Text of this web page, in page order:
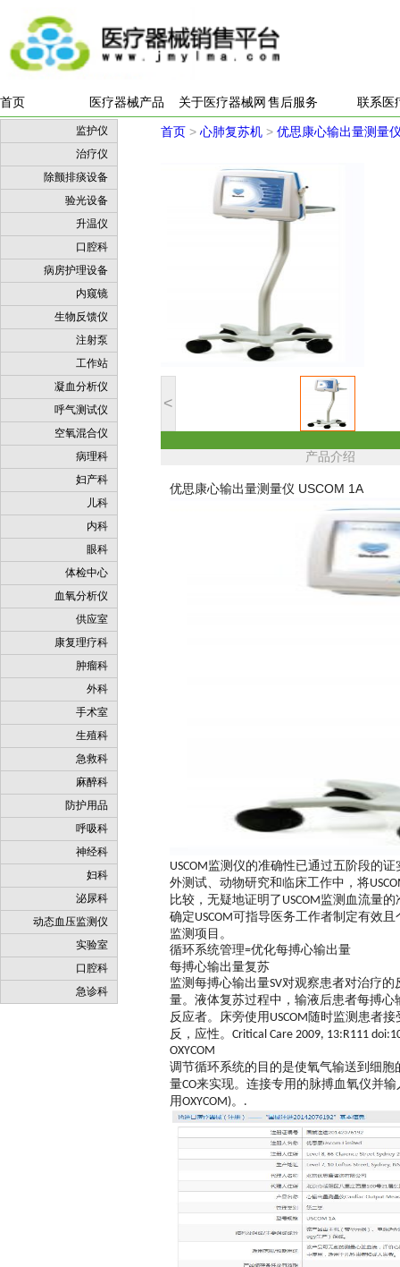
首页 医疗器械产品 关于医疗器械网售后服务 联系医
监护仪
治疗仪
除颤排痰设备
验光设备
升温仪
口腔科
病房护理设备
内窥镜
生物反馈仪
注射泵
工作站
凝血分析仪
呼气测试仪
空氧混合仪
病理科
妇产科
儿科
内科
眼科
体检中心
血氧分析仪
供应室
康复理疗科
肿瘤科
外科
手术室
生殖科
急救科
麻醉科
防护用品
呼吸科
神经科
妇科
泌尿科
动态血压监测仪
实验室
口腔科
急诊科
首页 > 心肺复苏机 > 优思康心输出量测量
<
产品介绍
优思康心输出量测量仪 USCOM 1A
USCOM监测仪的准确性已通过五阶段的
外测试、动物研究和临床工作中，将
比较，无疑地证明了 USCOM监测血流量的
确定USCOM可指导医务工作者制定有效
监测项目。
循环系统管理=优化每搏心输出量
每搏心输出量复苏
监测每搏心输出量SV对观察患者对治疗的
量。液体复苏过程中，输液后患者每搏心
反应者。床旁使用 USCOM 随时监测患者
反，应性。 Critical Care 2009, 13:R111
OXYCOM
调节循环系统的目的是使氧气输送到细胞
量CO来实现。连接专用的脉搏血氧仪并
用OXYCOM)。 .